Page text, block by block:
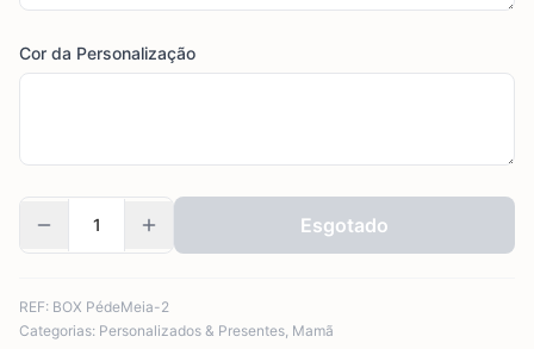
Cor da Personalização
Esgotado
REF: BOX PédeMeia-2
Categorias: Personalizados & Presentes, Mamã